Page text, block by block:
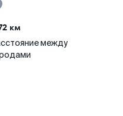
км
между